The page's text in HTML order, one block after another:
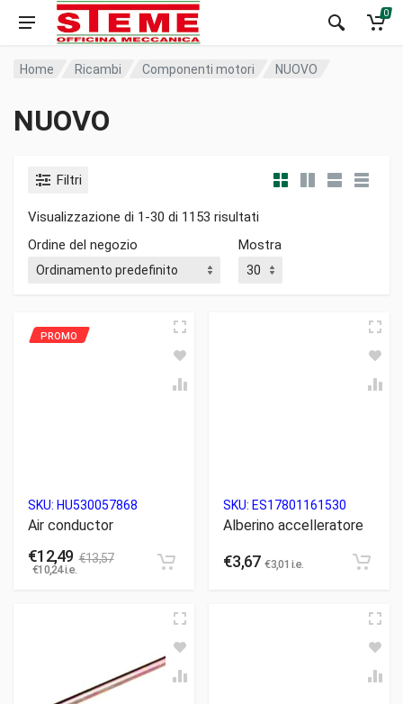
0
Home Ricambi Componenti motori NUOVO
NUOVO
Filtri
Visualizzazione di 1-30 di 1153 risultati
Ordine del negozio
Mostra
SKU: HU530057868
Air conductor
€12,49 €13,57
€10,24i.e.
SKU: ES17801161530
Alberino accelleratore
€3,67 €3,01 i.e.